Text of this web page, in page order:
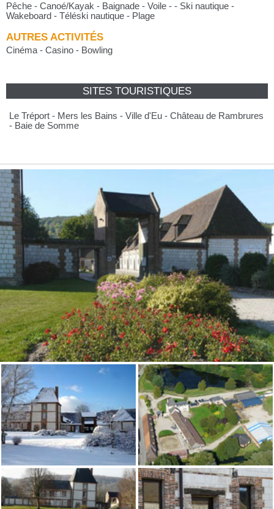
Pêche - Canoé/Kayak - Baignade - Voile - - Ski nautique -
Wakeboard - Téléski nautique - Plage
AUTRES ACTIVITÉS
Cinéma - Casino - Bowling
SITES TOURISTIQUES
Le Tréport - Mers les Bains - Ville d'Eu - Château de Rambrures
- Baie de Somme